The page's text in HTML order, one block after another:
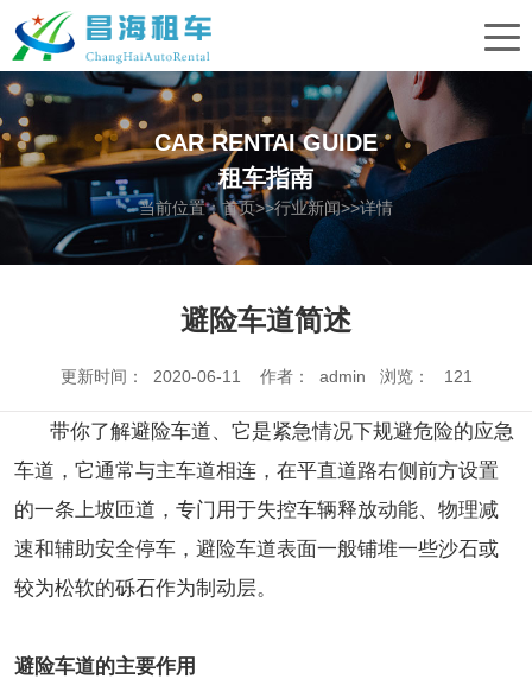
CAR RENTAI GUIDE
租车指南
当前位置：首页>>行业新闻>>详情
避险车道简述
更新时间： 2020-06-11 作者： admin 浏览： 121
带你了解避险车道、它是紧急情况下规避危险的应急
车道，它通常与主车道相连，在平直道路右侧前方设置
的一条上坡匝道，专门用于失控车辆释放动能、物理减
速和辅助安全停车，避险车道表面一般铺堆一些沙石或
较为松软的砾石作为制动层。
避险车道的主要作用